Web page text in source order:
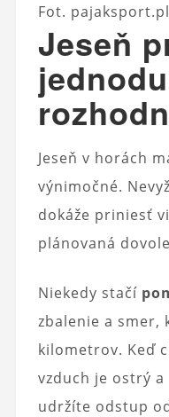
Fot. pajaksport.pl
Jeseň
Jeseň v horách
výnimočné.
dokáže priniesť
plánovaná
Niekedy stačí
zbalenie a smer,
kilometrov. Keď
vzduch je ostrý
udržíte odstup